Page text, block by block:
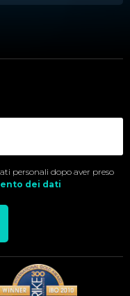
personali dopo aver preso
dei dati